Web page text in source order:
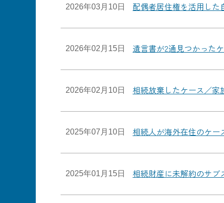
2026年03月10日 配偶者居住権を活用した
2026年02月15日 遺言書が2通見つかった
2026年02月10日 相続放棄したケース／家
2025年07月10日 相続人が海外在住のケー
2025年01月15日 相続財産に未解約のサブ